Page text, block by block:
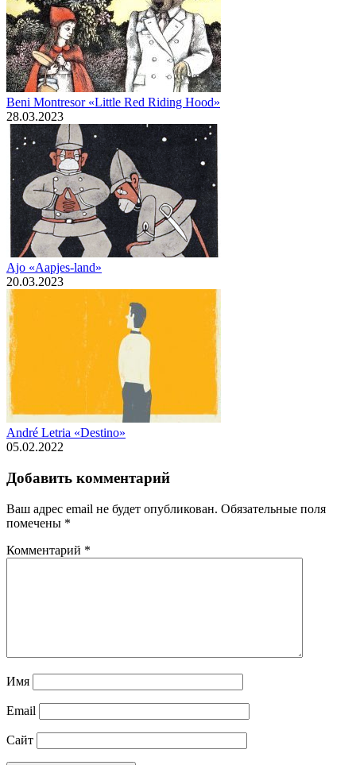
Beni Montresor «Little Red Riding Hood»
28.03.2023
Ajo «Aapjes-land»
20.03.2023
André Letria «Destino»
05.02.2022
Добавить комментарий
Ваш адрес email не будет опубликован. Обязательные поля
помечены *
Комментарий *
Имя
Email
Сайт